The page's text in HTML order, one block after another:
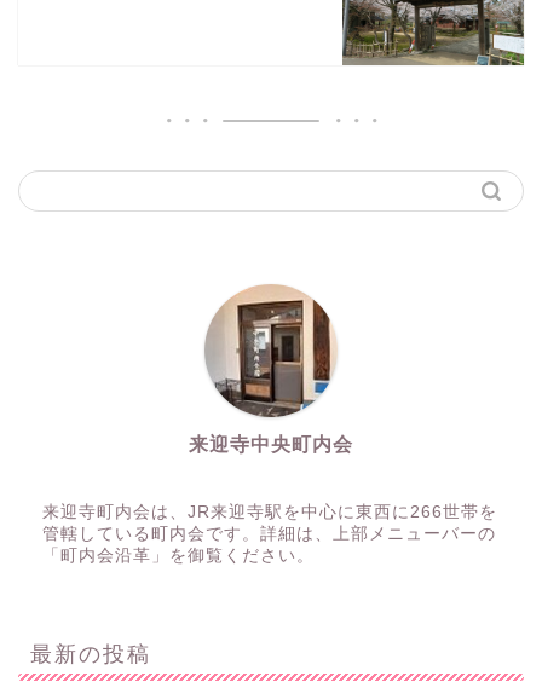
来迎寺中央町内会
来迎寺町内会は、JR来迎寺駅を中心に東西に266世帯を
管轄している町内会です。詳細は、上部メニューバーの
「町内会沿革」を御覧ください。
最新の投稿